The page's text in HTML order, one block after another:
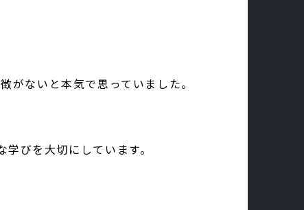
ないと本気で思っていました。
びを大切にしています。